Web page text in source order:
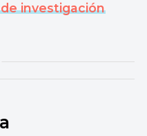
investigación